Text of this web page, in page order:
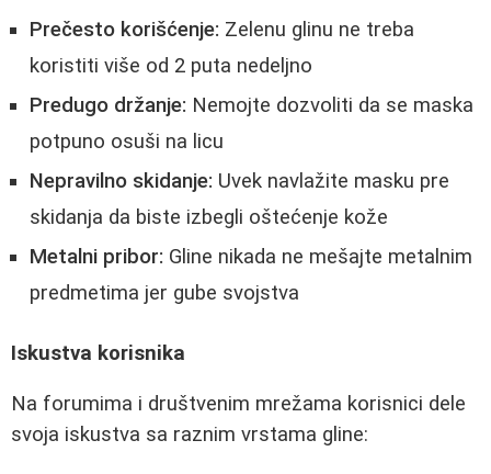
Prečesto korišćenje: Zelenu glinu ne treba
koristiti više od 2 puta nedeljno
Predugo držanje: Nemojte dozvoliti da se maska
potpuno osuši na licu
Nepravilno skidanje: Uvek navlažite masku pre
skidanja da biste izbegli oštećenje kože
Metalni pribor: Gline nikada ne mešajte metalnim
predmetima jer gube svojstva
Iskustva korisnika
Na forumima i društvenim mrežama korisnici dele
svoja iskustva sa raznim vrstama gline: